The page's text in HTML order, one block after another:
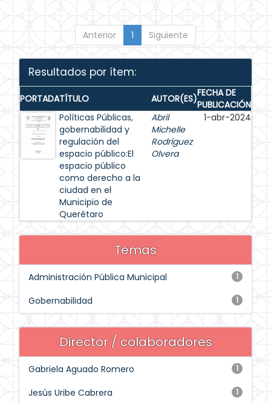
Anterior 1 Siguiente
Resultados por ítem:
PORTADATÍTULO AUTOR(ES)FECHA DE
PUBLICACIÓN
Políticas Públicas,
gobernabilidad y
regulación del
espacio público:El
espacio público
como derecho a la
ciudad en el
Municipio de
Querétaro
Abril
Michelle
Rodríguez
Olvera
1-abr-2024
Temas
1
Administración Pública Municipal
1
Gobernabilidad
Director / colaboradores
1
Gabriela Aguado Romero
1
Jesús Uribe Cabrera